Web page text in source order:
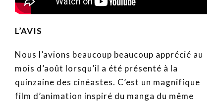
L’AVIS
Nous l’avions beaucoup beaucoup apprécié au
mois d’août lorsqu’il a été présenté à la
quinzaine des cinéastes. C’est un magnifique
film d’animation inspiré du manga du même